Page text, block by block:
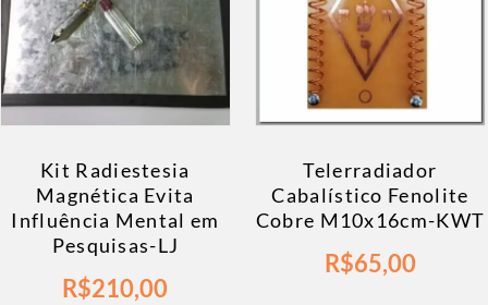
Kit Radiestesia
Magnética Evita
Influência Mental em
Pesquisas-LJ
R$210,00
Telerradiador
Cabalístico Fenolite
Cobre M10x16cm-KWT
R$65,00